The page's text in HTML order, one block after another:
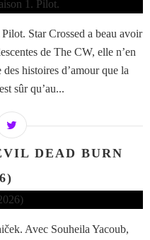
Star Crossed a beau avoir
de The CW, elle n’en
histoires d’amour que la
sûr qu’au...
DEAD BURN
Avec Souheila Yacoub,